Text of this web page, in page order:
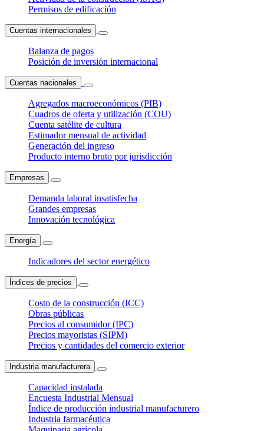
Permisos de edificación
Cuentas internacionales
Balanza de pagos
Posición de inversión internacional
Cuentas nacionales
Agregados macroeconómicos (PIB)
Cuadros de oferta y utilización (COU)
Cuenta satélite de cultura
Estimador mensual de actividad
Generación del ingreso
Producto interno bruto por jurisdicción
Empresas
Demanda laboral insatisfecha
Grandes empresas
Innovación tecnológica
Energía
Indicadores del sector energético
Índices de precios
Costo de la construcción (ICC)
Obras públicas
Precios al consumidor (IPC)
Precios mayoristas (SIPM)
Precios y cantidades del comercio exterior
Industria manufacturera
Capacidad instalada
Encuesta Industrial Mensual
Índice de producción industrial manufacturero
Industria farmacéutica